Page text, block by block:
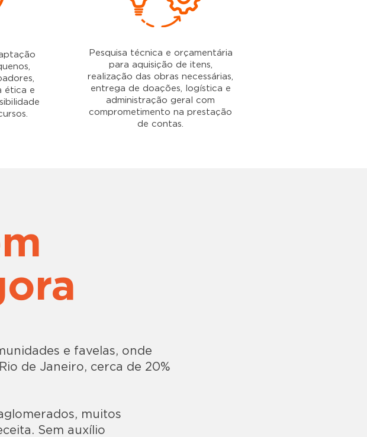
ética e
Pesquisa técnica e orçamentária
para aquisição de itens,
realização das obras necessárias,
entrega de doações, logística e
administração geral com
comprometimento na prestação
de contas.
e favelas, onde
de Janeiro, cerca de 20%
muitos
Sem auxílio